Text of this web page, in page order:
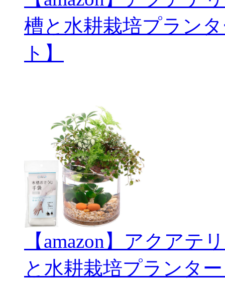
槽と水耕栽培プラン
ト】
【amazon】アクアテ
と水耕栽培プランタ